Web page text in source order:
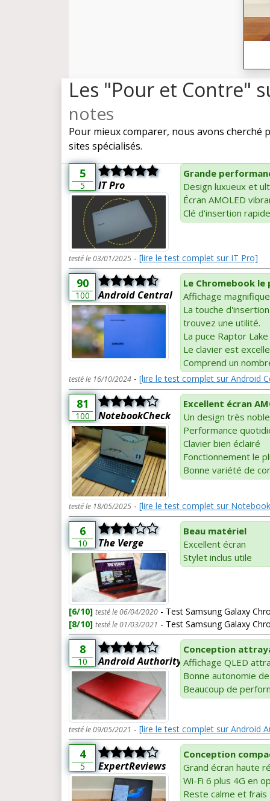
Les "Pour et Contre"
notes
Pour mieux comparer, nous avons cherché
sites spécialisés.
5
5 IT Pro
Grande
Design luxueux et
Écran AMOLED
Clé d'insertion
testé le 03/01/2025 - [lire le test complet sur IT Pro]
90
100 Android Central
Le Chromebook
Affichage
La touche
trouvez une utilité.
La puce Raptor
Le clavier est
Comprend un
testé le 16/10/2024 - [lire le test complet sur Android
81
100 NotebookCheck
Excellent écran
Un design très
Performance
Clavier bien éclairé
Fonctionnement le
Bonne variété de
testé le 18/05/2025 - [lire le test complet sur
6
10 The Verge
Beau matériel
Excellent écran
Stylet inclus utile
[6/10] testé le 06/04/2020 - Test Samsung Galaxy
[8/10] testé le 01/03/2021 - Test Samsung Galaxy
8
10 Android Authority
Conception
Affichage QLED
Bonne autonomie
Beaucoup de
testé le 09/05/2021 - [lire le test complet sur Android
4
5 ExpertReviews
Conception
Grand écran haute
Wi-Fi 6 plus 4G en
Reste calme et frais